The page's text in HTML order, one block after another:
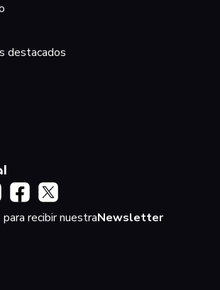
destacados
recibir nuestraNewsletter